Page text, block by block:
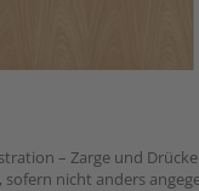
– Zarge und
nicht anders